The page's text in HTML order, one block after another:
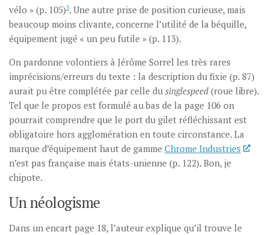
vélo » (p. 105)3. Une autre prise de position curieuse, mais
beaucoup moins clivante, concerne l’utilité de la béquille,
équipement jugé « un peu futile » (p. 113).
On pardonne volontiers à Jérôme Sorrel les très rares
imprécisions/erreurs du texte : la description du fixie (p. 87)
aurait pu être complétée par celle du singlespeed (roue libre).
Tel que le propos est formulé au bas de la page 106 on
pourrait comprendre que le port du gilet réfléchissant est
obligatoire hors agglomération en toute circonstance. La
marque d’équipement haut de gamme Chrome Industries
n’est pas française mais états-unienne (p. 122). Bon, je
chipote.
Un néologisme
Dans un encart page 18, l’auteur explique qu’il trouve le